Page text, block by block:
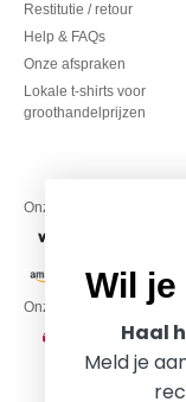
Restitutie / retour
Help & FAQs
Onze afspraken
Lokale t-shirts voor
groothandelprijzen
Onze financiële partners
Onze transporteurs
Wil
Haal
Meld je